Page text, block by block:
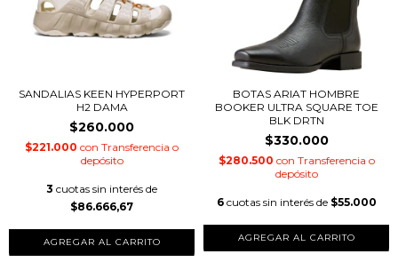
SANDALIAS KEEN HYPERPORT
H2 DAMA
$260.000
$221.000 con Transferencia o
depósito
3 cuotas sin interés de
$86.666,67
AGREGAR AL CARRITO
BOTAS ARIAT HOMBRE
BOOKER ULTRA SQUARE TOE
BLK DRTN
$330.000
$280.500 con Transferencia o
depósito
6 cuotas sin interés de $55.000
AGREGAR AL CARRITO